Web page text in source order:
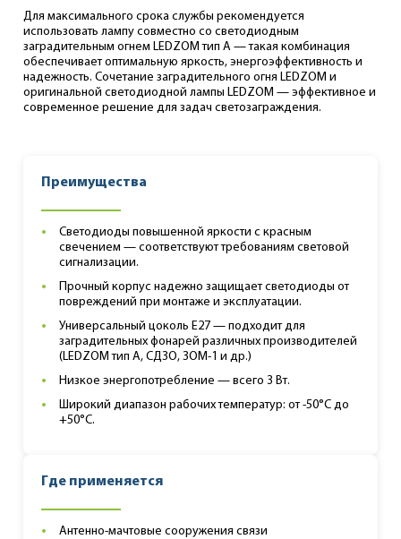
Для максимального срока службы рекомендуется
использовать лампу совместно со светодиодным
заградительным огнем LEDZOM тип А — такая комбинация
обеспечивает оптимальную яркость, энергоэффективность и
надежность. Сочетание заградительного огня LEDZOM и
оригинальной светодиодной лампы LEDZOM — эффективное и
современное решение для задач светозаграждения.
Преимущества
Светодиоды повышенной яркости с красным
свечением — соответствуют требованиям световой
сигнализации.
Прочный корпус надежно защищает светодиоды от
повреждений при монтаже и эксплуатации.
Универсальный цоколь E27 — подходит для
заградительных фонарей различных производителей
(LEDZOM тип А, СДЗО, ЗОМ-1 и др.)
Низкое энергопотребление — всего 3 Вт.
Широкий диапазон рабочих температур: от -50°С до
+50°С.
Где применяется
Антенно-мачтовые сооружения связи